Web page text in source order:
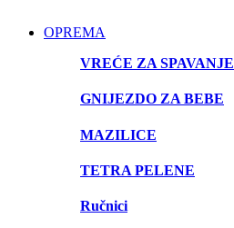
OPREMA
VREĆE ZA SPAVANJE
GNIJEZDO ZA BEBE
MAZILICE
TETRA PELENE
Ručnici